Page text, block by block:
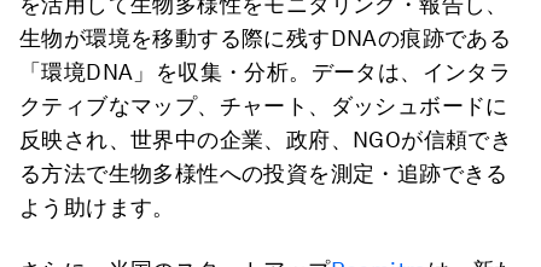
生物が環境を移動する際に残すDNAの痕跡である
「環境DNA」を収集・分析。データは、インタラ
クティブなマップ、チャート、ダッシュボードに
反映され、世界中の企業、政府、NGOが信頼でき
る方法で生物多様性への投資を測定・追跡できる
よう助けます。